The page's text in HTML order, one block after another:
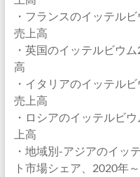
・フランスのイッテル
売上高
・英国のイッテルビウ
高
・イタリアのイッテル
売上高
・ロシアのイッテルビ
上高
・地域別-アジアのイッ
ト市場シェア、2020年